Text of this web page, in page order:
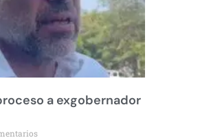
a exgobernador